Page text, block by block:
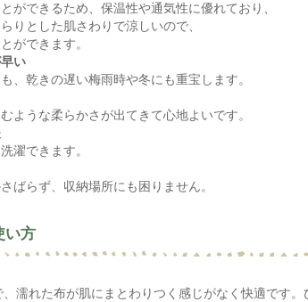
ができるため、保温性や通気性に優れており、
りとした肌さわりで涼しいので、
ができます。
い
、乾きの遅い梅雨時や冬にも重宝します。
ような柔らかさが出てきて心地よいです。
濯できます。
ばらず、収納場所にも困りません。
い方
濡れた布が肌にまとわりつく感じがなく快適です